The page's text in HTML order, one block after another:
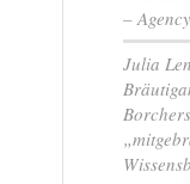
–
Julia